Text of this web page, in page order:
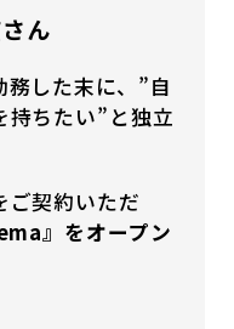
さん
した末に、”自
ちたい”と独立
ご契約いただ
』をオープン